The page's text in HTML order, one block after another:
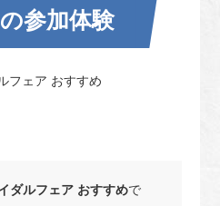
参加体験
ダルフェア おすすめで